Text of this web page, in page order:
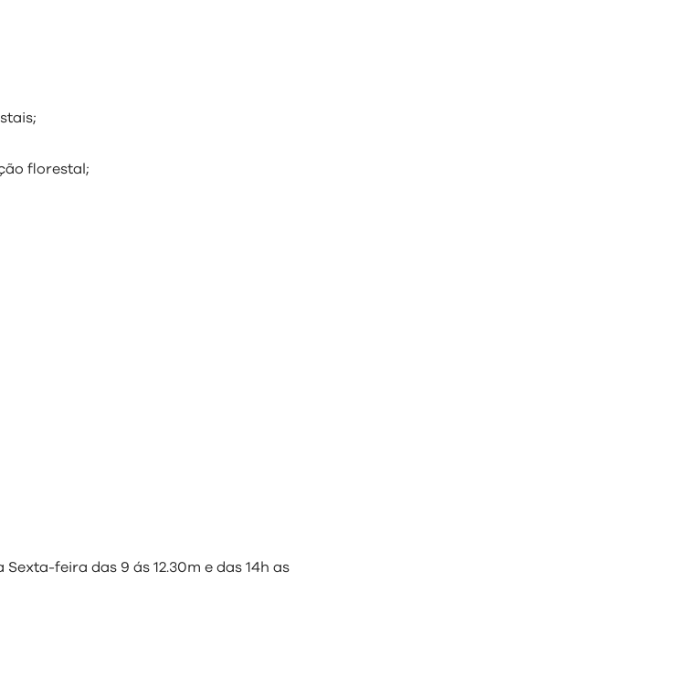
florestal;
feira das 9 ás 12.30m e das 14h as